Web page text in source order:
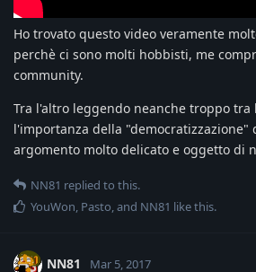
Ho trovato questo video veramente
perchè ci sono molti hobbisti, me
community.
Tra l'altro leggendo neanche troppo
l'importanza della "democratizzazione"
argomento molto delicato e oggetto di
NN81 replied to this.
YouWon, Pasto, and NN81 like this.
NN81 Mar 5, 2017